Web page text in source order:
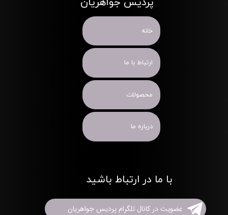
خانه
ارتباط با ما
محصولات
درباره ما
با ما در ارتباط باشید
عضویت در کانال تلگرام پردیس جواهریان